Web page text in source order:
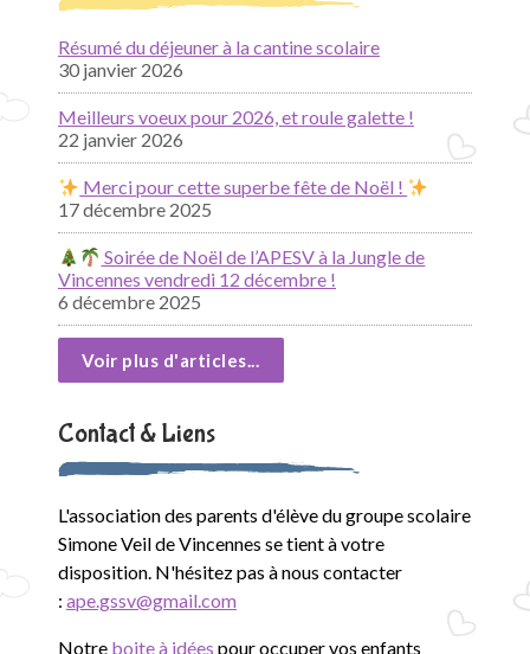
Résumé du déjeuner à la cantine scolaire
30 janvier 2026
Meilleurs voeux pour 2026, et roule galette !
22 janvier 2026
Merci pour cette superbe fête de Noël !
17 décembre 2025
Soirée de Noël de l’APESV à la Jungle de
Vincennes vendredi 12 décembre !
6 décembre 2025
Voir plus d'articles...
Contact & Liens
L'association des parents d'élève du groupe scolaire
Simone Veil de Vincennes se tient à votre
disposition. N'hésitez pas à nous contacter
: ape.gssv@gmail.com
Notre boite à idées pour occuper vos enfants